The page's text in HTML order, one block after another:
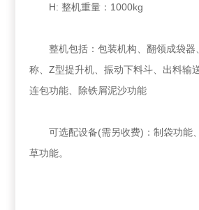
H: 整机重量：1000kg
整机包括：包装机构、翻领成袋器
称、Z型提升机、振动下料斗、出料输
连包功能、除铁屑泥沙功能
可选配设备(需另收费)：制袋功能
草功能。